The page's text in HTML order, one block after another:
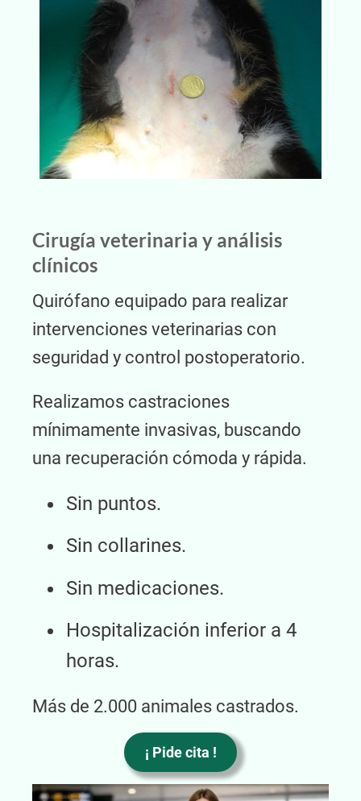
Cirugía veterinaria y análisis
clínicos
Quirófano equipado para realizar
intervenciones veterinarias con
seguridad y control postoperatorio.
Realizamos castraciones
mínimamente invasivas, buscando
una recuperación cómoda y rápida.
Sin puntos.
Sin collarines.
Sin medicaciones.
Hospitalización inferior a 4
horas.
Más de 2.000 animales castrados.
¡ Pide cita !